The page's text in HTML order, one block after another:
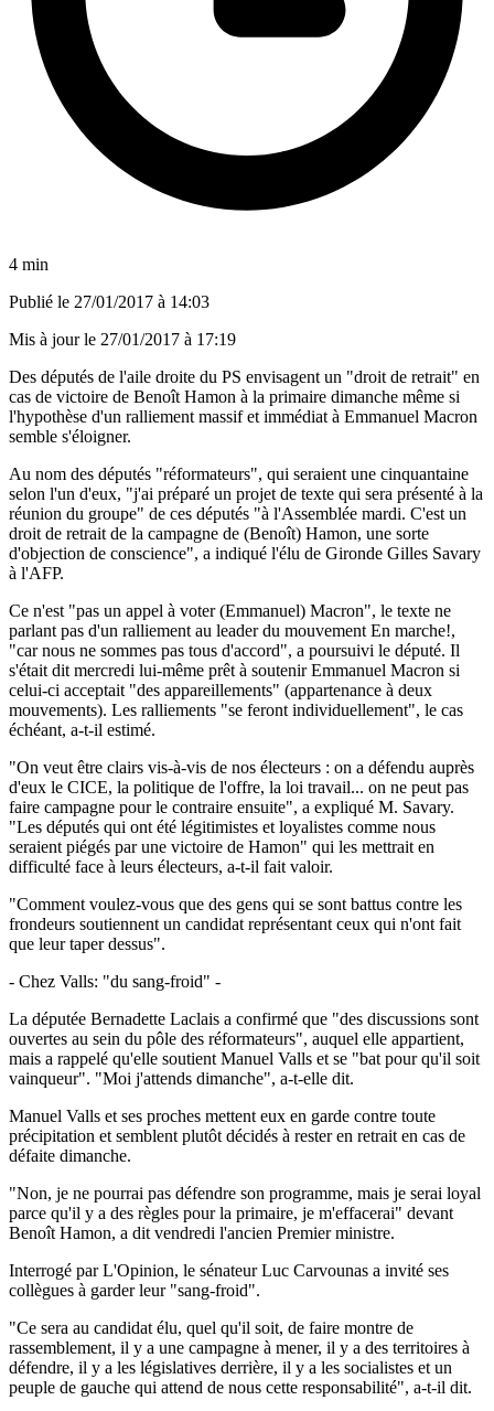
4 min
Publié le 27/01/2017 à 14:03
Mis à jour le 27/01/2017 à 17:19
Des députés de l'aile droite du PS envisagent un "droit de retrait" en
cas de victoire de Benoît Hamon à la primaire dimanche même si
l'hypothèse d'un ralliement massif et immédiat à Emmanuel Macron
semble s'éloigner.
Au nom des députés "réformateurs", qui seraient une cinquantaine
selon l'un d'eux, "j'ai préparé un projet de texte qui sera présenté à la
réunion du groupe" de ces députés "à l'Assemblée mardi. C'est un
droit de retrait de la campagne de (Benoît) Hamon, une sorte
d'objection de conscience", a indiqué l'élu de Gironde Gilles Savary
à l'AFP.
Ce n'est "pas un appel à voter (Emmanuel) Macron", le texte ne
parlant pas d'un ralliement au leader du mouvement En marche!,
"car nous ne sommes pas tous d'accord", a poursuivi le député. Il
s'était dit mercredi lui-même prêt à soutenir Emmanuel Macron si
celui-ci acceptait "des appareillements" (appartenance à deux
mouvements). Les ralliements "se feront individuellement", le cas
échéant, a-t-il estimé.
"On veut être clairs vis-à-vis de nos électeurs : on a défendu auprès
d'eux le CICE, la politique de l'offre, la loi travail... on ne peut pas
faire campagne pour le contraire ensuite", a expliqué M. Savary.
"Les députés qui ont été légitimistes et loyalistes comme nous
seraient piégés par une victoire de Hamon" qui les mettrait en
difficulté face à leurs électeurs, a-t-il fait valoir.
"Comment voulez-vous que des gens qui se sont battus contre les
frondeurs soutiennent un candidat représentant ceux qui n'ont fait
que leur taper dessus".
- Chez Valls: "du sang-froid" -
La députée Bernadette Laclais a confirmé que "des discussions sont
ouvertes au sein du pôle des réformateurs", auquel elle appartient,
mais a rappelé qu'elle soutient Manuel Valls et se "bat pour qu'il soit
vainqueur". "Moi j'attends dimanche", a-t-elle dit.
Manuel Valls et ses proches mettent eux en garde contre toute
précipitation et semblent plutôt décidés à rester en retrait en cas de
défaite dimanche.
"Non, je ne pourrai pas défendre son programme, mais je serai loyal
parce qu'il y a des règles pour la primaire, je m'effacerai" devant
Benoît Hamon, a dit vendredi l'ancien Premier ministre.
Interrogé par L'Opinion, le sénateur Luc Carvounas a invité ses
collègues à garder leur "sang-froid".
"Ce sera au candidat élu, quel qu'il soit, de faire montre de
rassemblement, il y a une campagne à mener, il y a des territoires à
défendre, il y a les législatives derrière, il y a les socialistes et un
peuple de gauche qui attend de nous cette responsabilité", a-t-il dit.